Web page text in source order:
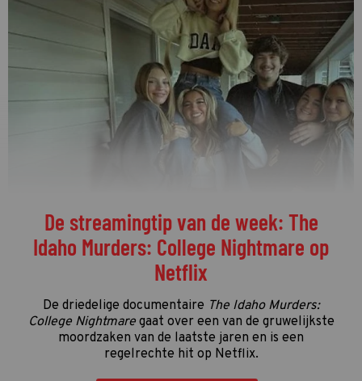
De streamingtip van de week: The
Idaho Murders: College Nightmare op
Netflix
De driedelige documentaire The Idaho Murders:
College Nightmaregaat over een van de gruwelijkste
moordzaken van de laatste jaren en is een
regelrechte hit op Netflix.